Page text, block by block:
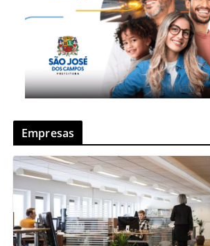
Empresas